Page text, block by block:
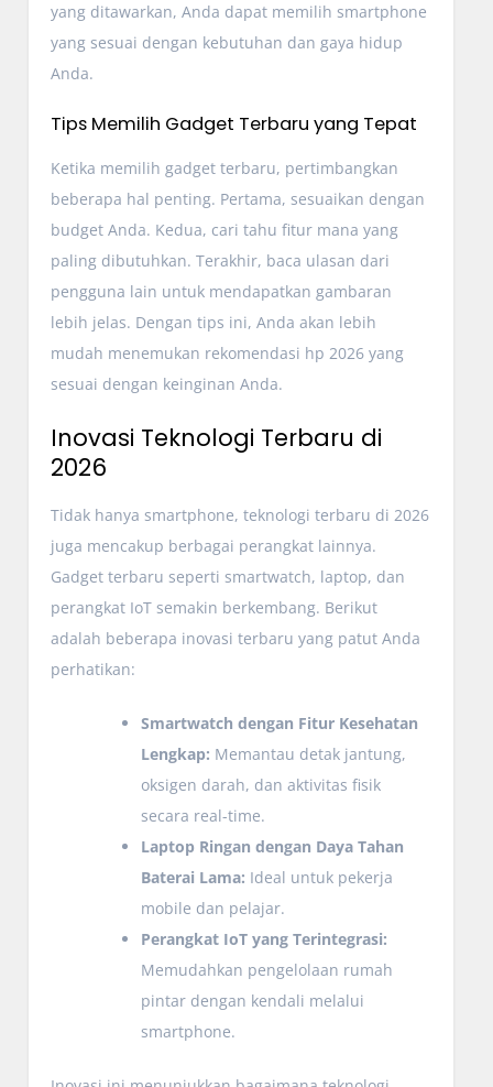
yang ditawarkan, Anda dapat memilih smartphone
yang sesuai dengan kebutuhan dan gaya hidup
Anda.
Tips Memilih Gadget Terbaru yang Tepat
Ketika memilih gadget terbaru, pertimbangkan
beberapa hal penting. Pertama, sesuaikan dengan
budget Anda. Kedua, cari tahu fitur mana yang
paling dibutuhkan. Terakhir, baca ulasan dari
pengguna lain untuk mendapatkan gambaran
lebih jelas. Dengan tips ini, Anda akan lebih
mudah menemukan rekomendasi hp 2026 yang
sesuai dengan keinginan Anda.
Inovasi Teknologi Terbaru di
2026
Tidak hanya smartphone, teknologi terbaru di 2026
juga mencakup berbagai perangkat lainnya.
Gadget terbaru seperti smartwatch, laptop, dan
perangkat IoT semakin berkembang. Berikut
adalah beberapa inovasi terbaru yang patut Anda
perhatikan:
Smartwatch dengan Fitur Kesehatan
Lengkap: Memantau detak jantung,
oksigen darah, dan aktivitas fisik
secara real-time.
Laptop Ringan dengan Daya Tahan
Baterai Lama: Ideal untuk pekerja
mobile dan pelajar.
Perangkat IoT yang Terintegrasi:
Memudahkan pengelolaan rumah
pintar dengan kendali melalui
smartphone.